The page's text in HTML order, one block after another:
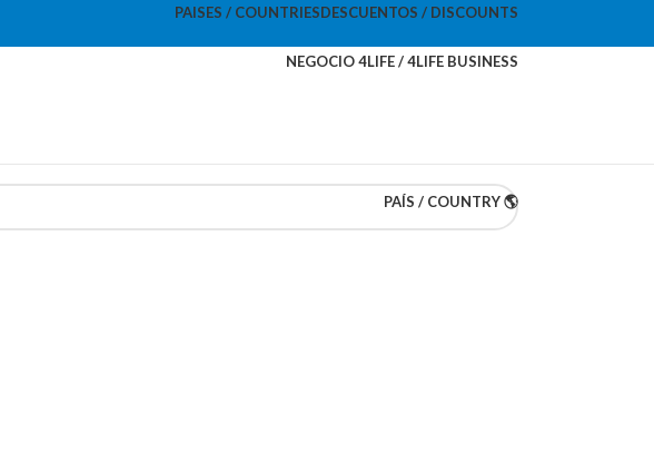
PAISES / COUNTRIESDESCUENTOS / DISCOUNTS
NEGOCIO 4LIFE / 4LIFE BUSINESS
PAÍS / COUNTRY 🌎